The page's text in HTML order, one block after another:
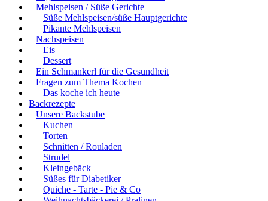
Mehlspeisen / Süße Gerichte
Süße Mehlspeisen/süße Hauptgerichte
Pikante Mehlspeisen
Nachspeisen
Eis
Dessert
Ein Schmankerl für die Gesundheit
Fragen zum Thema Kochen
Das koche ich heute
Backrezepte
Unsere Backstube
Kuchen
Torten
Schnitten / Rouladen
Strudel
Kleingebäck
Süßes für Diabetiker
Quiche - Tarte - Pie & Co